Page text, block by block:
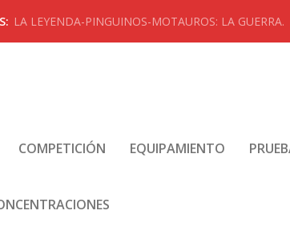
LA LEYENDA-PINGUINOS-MOTAUROS: LA GUERRA.
COMPETICIÓN EQUIPAMIENTO